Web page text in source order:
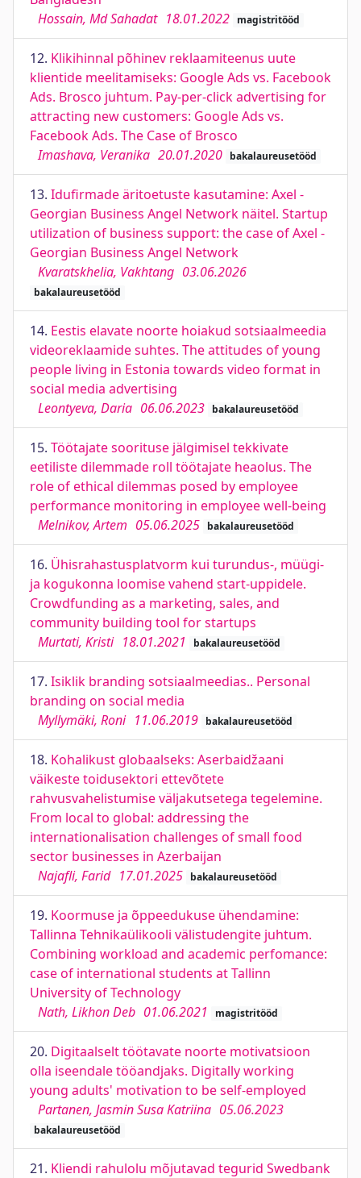
Hossain, Md Sahadat 18.01.2022 magistritööd
12. Klikihinnal põhinev reklaamiteenus uute
klientide meelitamiseks: Google Ads vs. Facebook
Ads. Brosco juhtum. Pay-per-click advertising for
attracting new customers: Google Ads vs.
Facebook Ads. The Case of Brosco
Imashava, Veranika 20.01.2020 bakalaureusetööd
13. Idufirmade äritoetuste kasutamine: Axel -
Georgian Business Angel Network näitel. Startup
utilization of business support: the case of Axel -
Georgian Business Angel Network
Kvaratskhelia, Vakhtang 03.06.2026
bakalaureusetööd
14. Eestis elavate noorte hoiakud sotsiaalmeedia
videoreklaamide suhtes. The attitudes of young
people living in Estonia towards video format in
social media advertising
Leontyeva, Daria 06.06.2023 bakalaureusetööd
15. Töötajate soorituse jälgimisel tekkivate
eetiliste dilemmade roll töötajate heaolus. The
role of ethical dilemmas posed by employee
performance monitoring in employee well-being
Melnikov, Artem 05.06.2025 bakalaureusetööd
16. Ühisrahastusplatvorm kui turundus-, müügi-
ja kogukonna loomise vahend start-uppidele.
Crowdfunding as a marketing, sales, and
community building tool for startups
Murtati, Kristi 18.01.2021 bakalaureusetööd
17. Isiklik branding sotsiaalmeedias.. Personal
branding on social media
Myllymäki, Roni 11.06.2019 bakalaureusetööd
18. Kohalikust globaalseks: Aserbaidžaani
väikeste toidusektori ettevõtete
rahvusvahelistumise väljakutsetega tegelemine.
From local to global: addressing the
internationalisation challenges of small food
sector businesses in Azerbaijan
Najafli, Farid 17.01.2025 bakalaureusetööd
19. Koormuse ja õppeedukuse ühendamine:
Tallinna Tehnikaülikooli välistudengite juhtum.
Combining workload and academic perfomance:
case of international students at Tallinn
University of Technology
Nath, Likhon Deb 01.06.2021 magistritööd
20. Digitaalselt töötavate noorte motivatsioon
olla iseendale tööandjaks. Digitally working
young adults' motivation to be self-employed
Partanen, Jasmin Susa Katriina 05.06.2023
bakalaureusetööd
21. Kliendi rahulolu mõjutavad tegurid Swedbank